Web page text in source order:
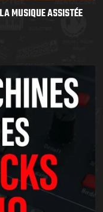
MUSIQUE ASSISTÉE